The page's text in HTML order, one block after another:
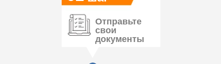
Отправьте
свои
документы